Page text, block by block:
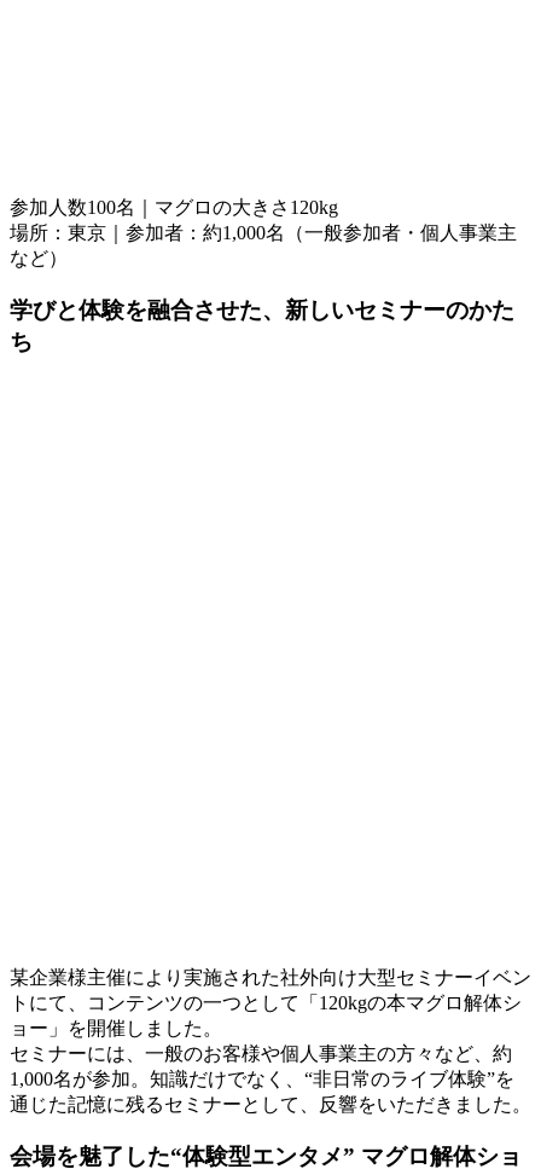
参加人数100名｜マグロの大きさ120kg
場所：東京｜参加者：約1,000名（一般参加者・個人事業主
など）
学びと体験を融合させた、新しいセミナーのかた
ち
某企業様主催により実施された社外向け大型セミナーイベン
トにて、コンテンツの一つとして「120kgの本マグロ解体シ
ョー」を開催しました。
セミナーには、一般のお客様や個人事業主の方々など、約
1,000名が参加。知識だけでなく、“非日常のライブ体験”を
通じた記憶に残るセミナーとして、反響をいただきました。
会場を魅了した“体験型エンタメ” マグロ解体ショ